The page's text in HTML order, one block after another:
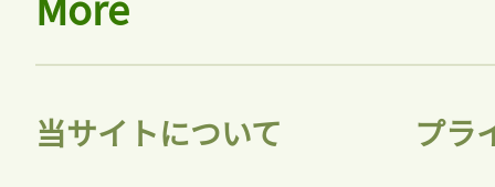
当サイトについて プラ